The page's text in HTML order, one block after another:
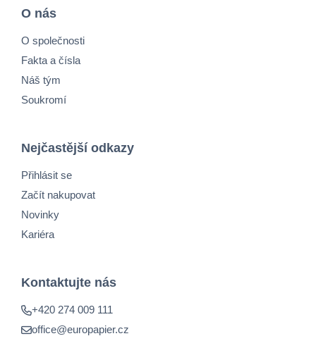
O nás
O společnosti
Fakta a čísla
Náš tým
Soukromí
Nejčastější odkazy
Přihlásit se
Začít nakupovat
Novinky
Kariéra
Kontaktujte nás
+420 274 009 111
office@europapier.cz